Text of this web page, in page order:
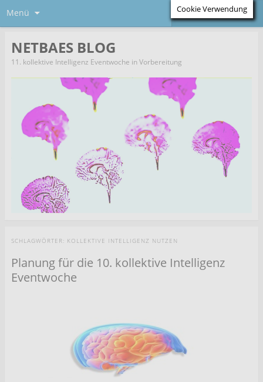
Menü
NETBAES BLOG
11. kollektive Intelligenz Eventwoche in Vorbereitung
SCHLAGWÖRTER: KOLLEKTIVE INTELLIGENZ NUTZEN
Planung für die 10. kollektive Intelligenz
Eventwoche
Cookie Verwendung